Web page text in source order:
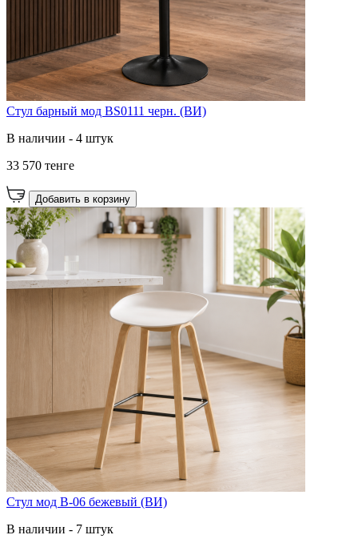
Стул барный мод BS0111 черн. (ВИ)
В наличии - 4 штук
33 570 тенге
Добавить в корзину
Стул мод B-06 бежевый (ВИ)
В наличии - 7 штук